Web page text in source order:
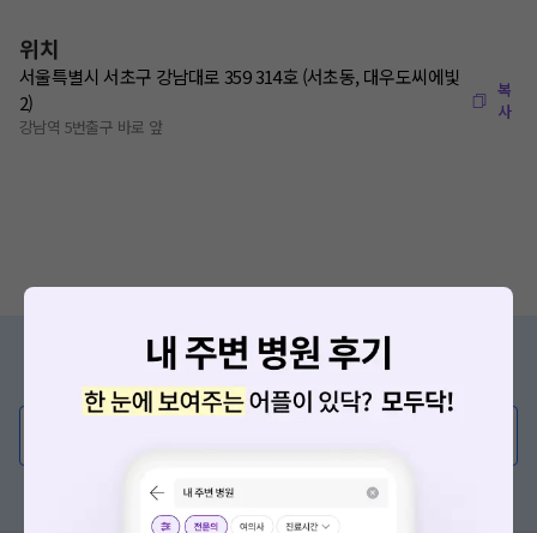
위치
서울특별시 서초구 강남대로 359 314호 (서초동, 대우도씨에빛
2)
강남역 5번출구 바로 앞
복
사
증상/치료, 궁금한 점이 있나요?
의사가 직접 답해드려요!
혹은, 의료상담 서비스에 다양한 게시글 보러가기